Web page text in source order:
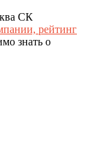
СК
рейтинг
знать о